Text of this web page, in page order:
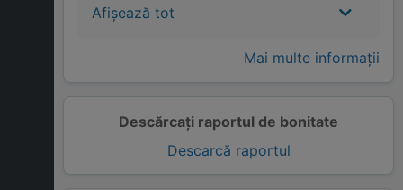
Descărcați raportul de bonitate
Descarcă raportul
Afișează tot
Mai multe informații